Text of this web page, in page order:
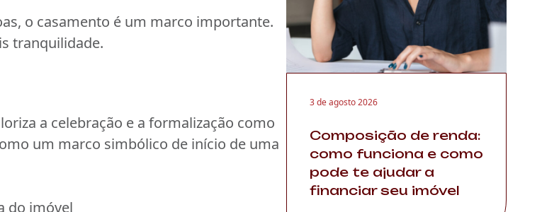
o casamento é um marco importante.
tranquilidade.
a celebração e a formalização como
um marco simbólico de início de uma
do imóvel
3 de agosto 2026
Composição de renda:
como funciona e como
pode te ajudar a
financiar seu imóvel